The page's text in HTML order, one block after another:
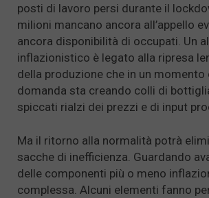
posti di lavoro persi durante il
milioni mancano ancora all’appello
ancora disponibilità di occupati. Un
inflazionistico è legato alla ripresa
della produzione che in un
domanda sta creando colli di
spiccati rialzi dei prezzi e di input
Ma il ritorno alla normalità potrà
sacche di inefficienza. Guardando
delle componenti più o meno
complessa. Alcuni elementi fanno